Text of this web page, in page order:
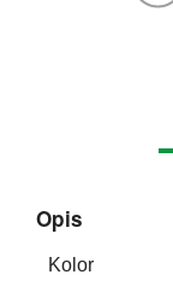
Opis
Kolor